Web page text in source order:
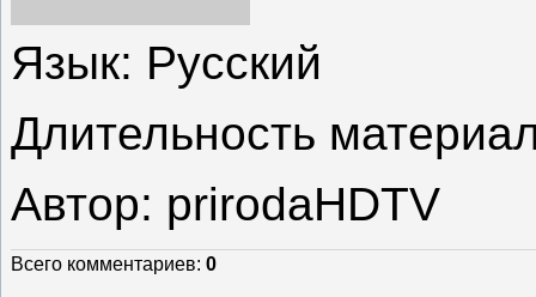
Язык: Русский
Длительность
Автор: prirodaHDTV
Всего комментариев: 0